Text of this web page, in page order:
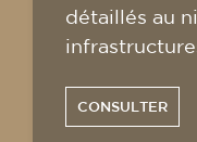
détaillés au
CONSULTER